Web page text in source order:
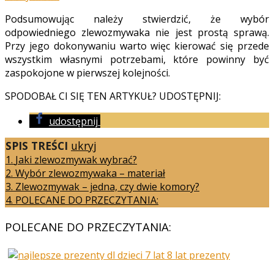
Podsumowując należy stwierdzić, że wybór
odpowiedniego zlewozmywaka nie jest prostą sprawą.
Przy jego dokonywaniu warto więc kierować się przede
wszystkim własnymi potrzebami, które powinny być
zaspokojone w pierwszej kolejności.
SPODOBAŁ CI SIĘ TEN ARTYKUŁ? UDOSTĘPNIJ:
udostępnij
SPIS TREŚCI ukryj
1. Jaki zlewozmywak wybrać?
2. Wybór zlewozmywaka – materiał
3. Zlewozmywak – jedna, czy dwie komory?
4. POLECANE DO PRZECZYTANIA:
POLECANE DO PRZECZYTANIA: